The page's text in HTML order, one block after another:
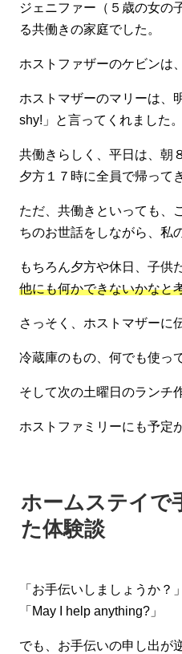
ジェニファー（５歳の女の
る共働きの家庭でした。
ホストファザーのケビンは
ホストマザーのマリーは、
shy!」と言ってくれました。
共働きらしく、平日は、朝
夕方１７時に全員で帰って
ただ、共働きといっても、
ちのお世話をしながら、私
もちろん夕方や休日、子供
他にも何かできないかなと
さっそく、ホストマザーに
冷蔵庫のもの、何でも使っ
そして次の土曜日のランチ
ホストファミリーにも予定
ホームステイで
た体験談
「お手伝いしましょうか？
「May I help anything?」
でも、お手伝いの申し出が